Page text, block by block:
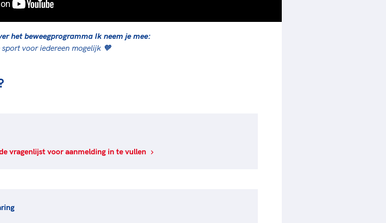
het beweegprogramma Ik neem je mee:
voor iedereen mogelijk 🧡
vragenlijst voor aanmelding in te vullen